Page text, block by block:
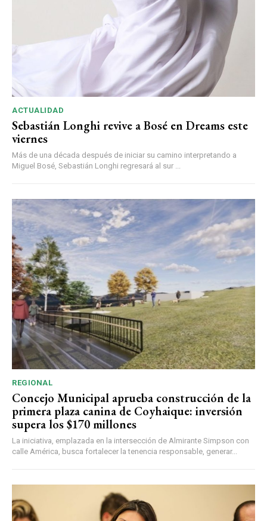
ACTUALIDAD
Sebastián Longhi revive a Bosé en Dreams este
viernes
Más de una década después de iniciar su camino interpretando a
Miguel Bosé, Sebastián Longhi regresará al sur ...
REGIONAL
Concejo Municipal aprueba construcción de la
primera plaza canina de Coyhaique: inversión
supera los $170 millones
La iniciativa, emplazada en la intersección de Almirante Simpson con
calle América, busca fortalecer la tenencia responsable, generar...